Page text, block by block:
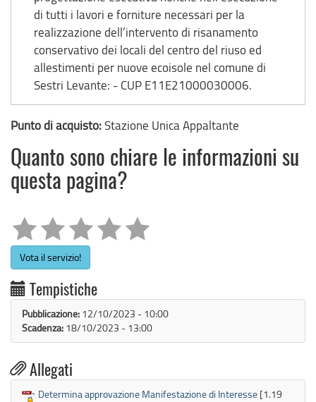
di tutti i lavori e forniture necessari per la
realizzazione dell’intervento di risanamento
conservativo dei locali del centro del riuso ed
allestimenti per nuove ecoisole nel comune di
Sestri Levante: - CUP E11E21000030006.
Punto di acquisto:Stazione Unica Appaltante
Quanto sono chiare le informazioni su
questa pagina?
Vota il servizio!
Tempistiche
Pubblicazione: 12/10/2023 - 10:00
Scadenza: 18/10/2023 - 13:00
Allegati
Determina approvazione Manifestazione di Interesse [1.19